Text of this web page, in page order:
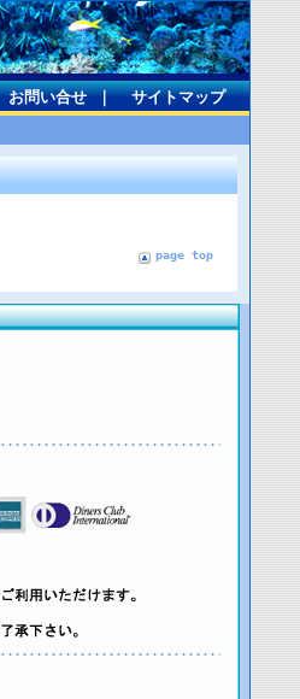
お問い合せ｜ サイトマップ
page top